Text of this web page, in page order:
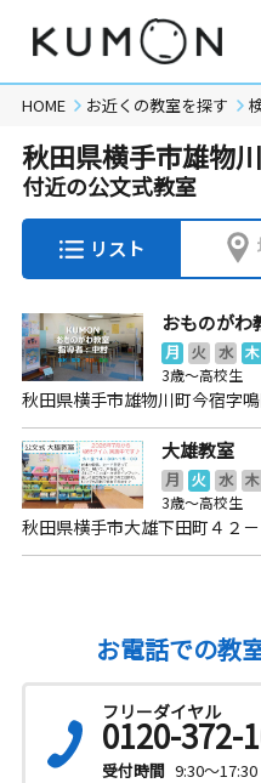
HOME お近くの教室を探す
秋田県横手市雄物
付近の公文式教室
リスト
おものがわ
月 火 水 木
3歳～高校生
秋田県横手市雄物川町今宿字鳴
大雄教室
月 火 水 木
3歳～高校生
秋田県横手市大雄下田町４２－
お電話での教
フリーダイヤル
0120-372-
受付時間 9:30～17:30